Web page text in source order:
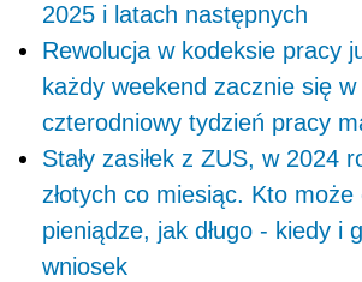
2025 i latach następnych
Rewolucja w kodeksie pracy
każdy weekend zacznie się
czterodniowy tydzień pracy
Stały zasiłek z ZUS, w 2024
złotych co miesiąc. Kto
pieniądze, jak długo - kiedy i
wniosek